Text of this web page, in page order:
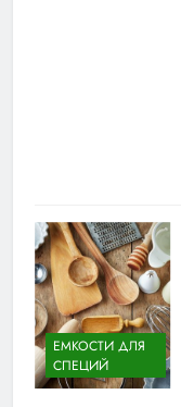
ЕМКОСТИ ДЛЯ
СПЕЦИЙ